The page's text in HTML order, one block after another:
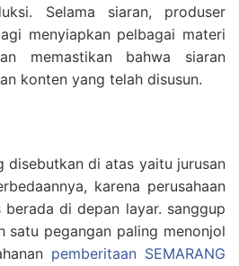
Selama siaran, produser
menyiapkan pelbagai materi
memastikan bahwa siaran
konten yang telah disusun.
disebutkan di atas yaitu jurusan
karena perusahaan
di depan layar. sanggup
satu pegangan paling menonjol
pemberitaan SEMARANG